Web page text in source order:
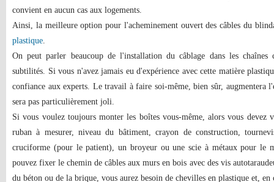
convient en aucun cas aux logements.
Ainsi, la meilleure option pour l'acheminement ouvert des câbles du
plastique.
On peut parler beaucoup de l'installation du câblage dans les chaînes
subtilités. Si vous n'avez jamais eu d'expérience avec cette matière
confiance aux experts. Le travail à faire soi-même, bien sûr, augmentera
sera pas particulièrement joli.
Si vous voulez toujours monter les boîtes vous-même, alors vous devez
ruban à mesurer, niveau du bâtiment, crayon de construction,
cruciforme (pour le patient), un broyeur ou une scie à métaux pour le
pouvez fixer le chemin de câbles aux murs en bois avec des vis
du béton ou de la brique, vous aurez besoin de chevilles en plastique et, en